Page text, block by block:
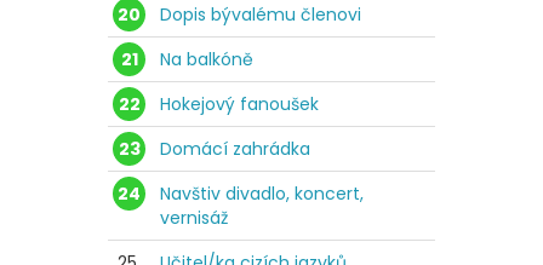
20
Dopis bývalému členovi
21
Na balkóně
22
Hokejový fanoušek
23
Domácí zahrádka
24
Navštiv divadlo, koncert,
vernisáž